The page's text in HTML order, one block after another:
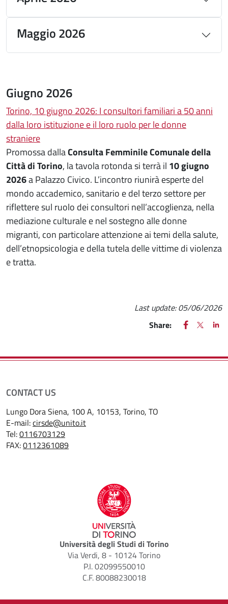
Maggio 2026
Giugno 2026
Torino, 10 giugno 2026: I consultori familiari a 50 anni
dalla loro istituzione e il loro ruolo per le donne
straniere
Promossa dallaConsulta Femminile Comunale della
Città di Torino, la tavola rotonda si terrà il 10 giugno
2026a Palazzo Civico. L’incontro riunirà esperte del
mondo accademico, sanitario e del terzo settore per
riflettere sul ruolo dei consultori nell’accoglienza, nella
mediazione culturale e nel sostegno alle donne
migranti, con particolare attenzione ai temi della salute,
dell’etnopsicologia e della tutela delle vittime di violenza
e tratta.
Last update:05/06/2026
Share:
FACEBOOK
(apre una
X
(apre
CONTACT US
Lungo Dora Siena, 100 A, 10153, Torino, TO
E-mail:cirsde@unito.it
Tel:0116703129
FAX:0112361089
Università degli Studi di Torino
Via Verdi, 8 - 10124 Torino
P.I. 02099550010
C.F. 80088230018